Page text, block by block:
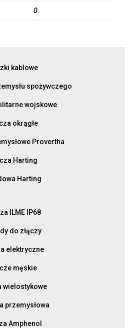
0
kablowe
spożywczego
wojskowe
okrągłe
Provertha
Harting
Harting
ILME IP68
do złączy
elektryczne
męskie
wielostykowe
przemysłowa
Amphenol